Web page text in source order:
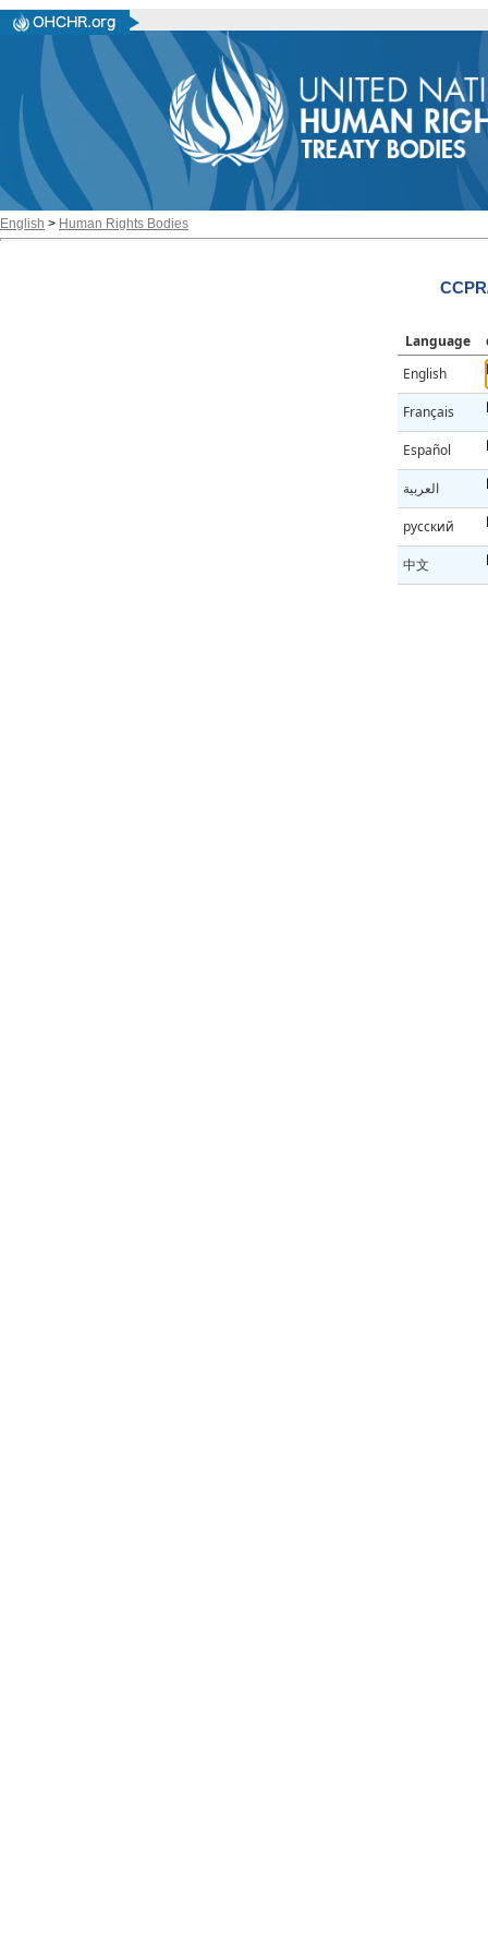
English > Human Rights Bodies
Language
English
Français
Español
العربية
русский
中文